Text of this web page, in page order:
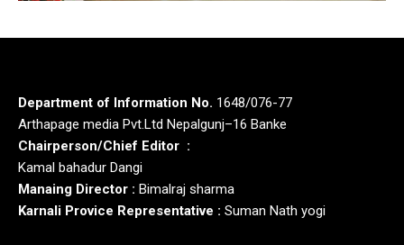
Department of Information No. 1648/076-77
Arthapage media Pvt.Ltd Nepalgunj–16 Banke
Chairperson/Chief Editor :
Kamal bahadur Dangi
Manaing Director : Bimalraj sharma
Karnali Provice Representative : Suman Nath yogi